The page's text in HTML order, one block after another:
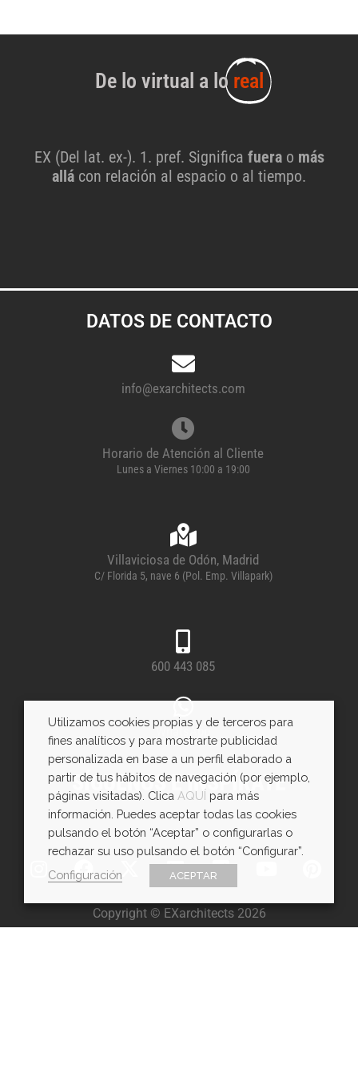
De lo virtual a lo real
EX (Del lat. ex-). 1. pref. Significa fuera o más
allá con relación al espacio o al tiempo.
DATOS DE CONTACTO
info@exarchitects.com
Horario de Atención al Cliente
Lunes a Viernes 10:00 a 19:00
Villaviciosa de Odón, Madrid
C/ Florida 5, nave 6 (Pol. Emp. Villapark)
600 443 085
WhatsApp
SÍGUENOS E INSPÍRATE
Copyright © EXarchitects 2026
Utilizamos cookies propias y de terceros para
fines analíticos y para mostrarte publicidad
personalizada en base a un perfil elaborado a
partir de tus hábitos de navegación (por ejemplo,
páginas visitadas). Clica AQUÍ para más
información. Puedes aceptar todas las cookies
pulsando el botón “Aceptar” o configurarlas o
rechazar su uso pulsando el botón “Configurar”.
Configuración
ACEPTAR